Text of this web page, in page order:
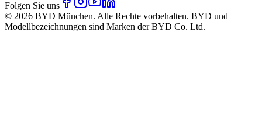
Folgen Sie uns
© 2026 BYD München. Alle Rechte vorbehalten. BYD und
Modellbezeichnungen sind Marken der BYD Co. Ltd.